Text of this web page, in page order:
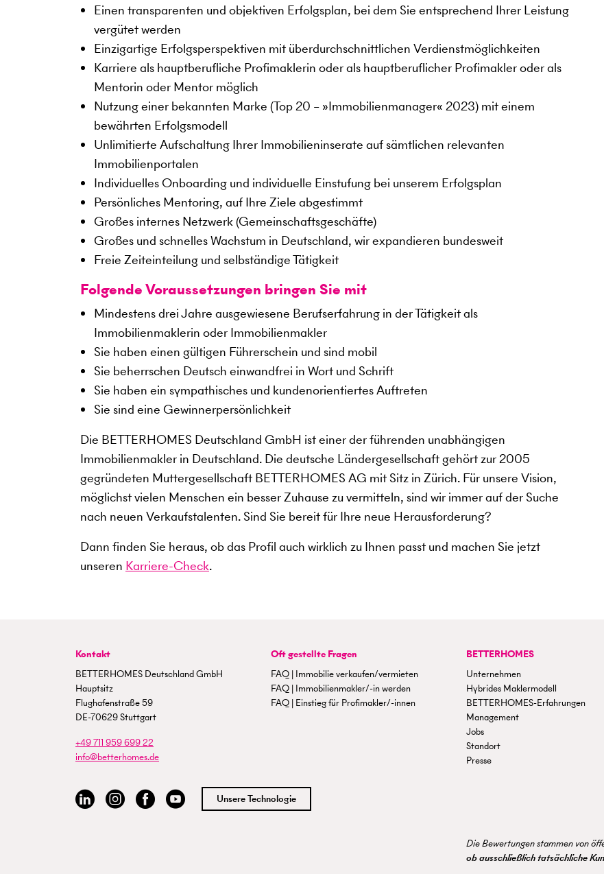
Einen transparenten und objektiven Erfolgsplan, bei dem Sie entsprechend Ihrer Leistung
vergütet werden
Einzigartige Erfolgsperspektiven mit überdurchschnittlichen Verdienstmöglichkeiten
Karriere als hauptberufliche Profimaklerin oder als hauptberuflicher Profimakler oder als
Mentorin oder Mentor möglich
Nutzung einer bekannten Marke (Top 20 – »Immobilienmanager« 2023) mit einem
bewährten Erfolgsmodell
Unlimitierte Aufschaltung Ihrer Immobilieninserate auf sämtlichen relevanten
Immobilienportalen
Individuelles Onboarding und individuelle Einstufung bei unserem Erfolgsplan
Persönliches Mentoring, auf Ihre Ziele abgestimmt
Großes internes Netzwerk (Gemeinschaftsgeschäfte)
Großes und schnelles Wachstum in Deutschland, wir expandieren bundesweit
Freie Zeiteinteilung und selbständige Tätigkeit
Folgende Voraussetzungen bringen Sie mit
Mindestens drei Jahre ausgewiesene Berufserfahrung in der Tätigkeit als
Immobilienmaklerin oder Immobilienmakler
Sie haben einen gültigen Führerschein und sind mobil
Sie beherrschen Deutsch einwandfrei in Wort und Schrift
Sie haben ein sympathisches und kundenorientiertes Auftreten
Sie sind eine Gewinnerpersönlichkeit
Die BETTERHOMES Deutschland GmbH ist einer der führenden unabhängigen
Immobilienmakler in Deutschland. Die deutsche Ländergesellschaft gehört zur 2005
gegründeten Muttergesellschaft BETTERHOMES AG mit Sitz in Zürich. Für unsere Vision,
möglichst vielen Menschen ein besser Zuhause zu vermitteln, sind wir immer auf der Suche
nach neuen Verkaufstalenten. Sind Sie bereit für Ihre neue Herausforderung?
Dann finden Sie heraus, ob das Profil auch wirklich zu Ihnen passt und machen Sie jetzt
unseren Karriere-Check.
Kontakt
BETTERHOMES Deutschland GmbH
Hauptsitz
Flughafenstraße 59
DE-70629 Stuttgart
+49 711 959 699 22
info@betterhomes.de
Oft gestellte Fragen
FAQ | Immobilie verkaufen/vermieten
FAQ | Immobilienmakler/-in werden
FAQ | Einstieg für Profimakler/-innen
BETTERHOMES
Unternehmen
Hybrides Maklermodell
BETTERHOMES-Erfahrungen
Management
Jobs
Standort
Presse
Unsere Technologie
Die Bewertungen stammen von
ob ausschließlich tatsächliche